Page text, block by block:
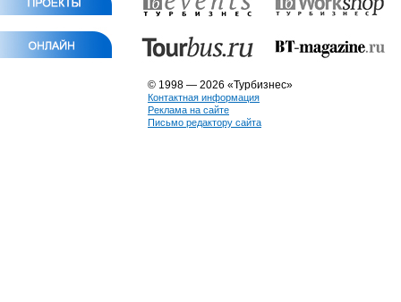
© 1998 — 2026 «Турбизнес»
Контактная информация
Реклама на сайте
Письмо редактору сайта